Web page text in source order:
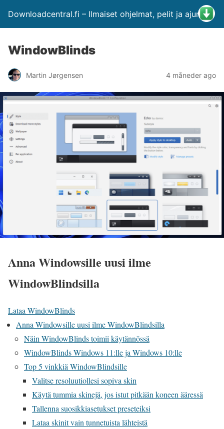
Downloadcentral.fi – Ilmaiset ohjelmat, pelit ja ajurit
WindowBlinds
Martin Jørgensen 4 måneder ago
Anna Windowsille uusi ilme
WindowBlindsilla
Lataa WindowBlinds
Anna Windowsille uusi ilme WindowBlindsilla
Näin WindowBlinds toimii käytännössä
WindowBlinds Windows 11:lle ja Windows 10:lle
Top 5 vinkkiä WindowBlindsille
Valitse resoluutiollesi sopiva skin
Käytä tummia skinejä, jos istut pitkään koneen ääressä
Tallenna suosikkiasetukset preseteiksi
Lataa skinit vain tunnetuista lähteistä